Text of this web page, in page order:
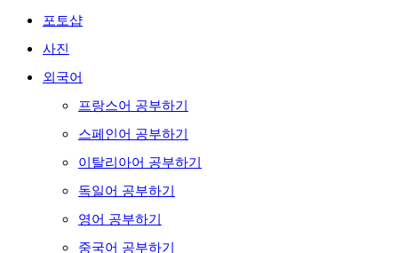
포토샵
사진
외국어
프랑스어 공부하기
스페인어 공부하기
이탈리아어 공부하기
독일어 공부하기
영어 공부하기
중국어 공부하기